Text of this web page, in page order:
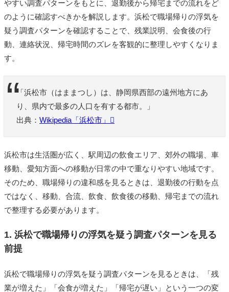
やすい調査パターンをもとに、退勤後から帰宅までの流れをど
のように確認すべきかを解説します。浜松で職場帰りの浮気を
疑う調査パターンを確認することで、残業説明、会食後の行
動、連絡状況、帰宅時間のズレを客観的に整理しやすくなりま
す。
「浜松市（はままつし）は、静岡県西部の遠州地方にあ
り、県内で最多の人口を有する都市。」
出典： Wikipedia「浜松市」
浜松市は生活圏が広く、駅周辺の飲食エリア、郊外の職場、車
移動、愛知方面への移動が日常の中で重なりやすい地域です。
そのため、職場帰りの違和感を見るときは、退勤後の行動を点
ではなく、移動、合流、飲食、飲食後の移動、帰宅までの流れ
で整理する必要があります。
1. 浜松で職場帰りの浮気を疑う調査パターンを見る
前提
浜松で職場帰りの浮気を疑う調査パターンを見るときは、「残
業が増えた」「会食が増えた」「帰宅が遅い」という一つの変